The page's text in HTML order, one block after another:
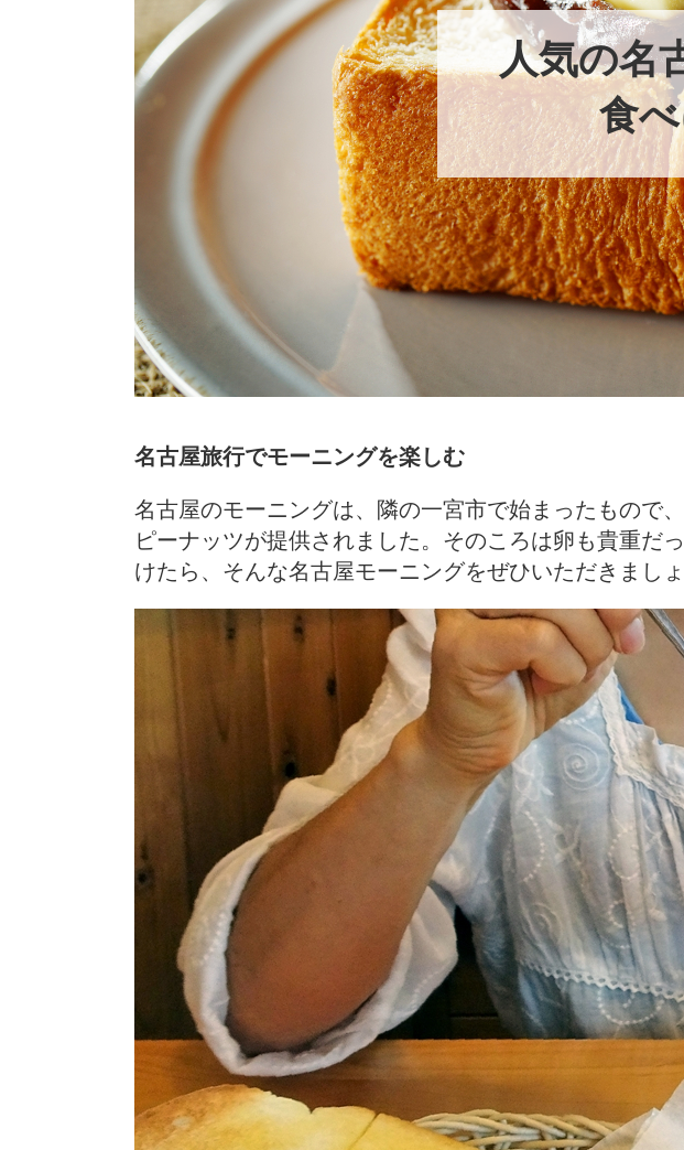
人気の名
食
名古屋旅行でモーニングを楽しむ
名古屋のモーニングは、隣の一宮市で始まったもので
ピーナッツが提供されました。そのころは卵も貴重だ
けたら、そんな名古屋モーニングをぜひいただきましょ